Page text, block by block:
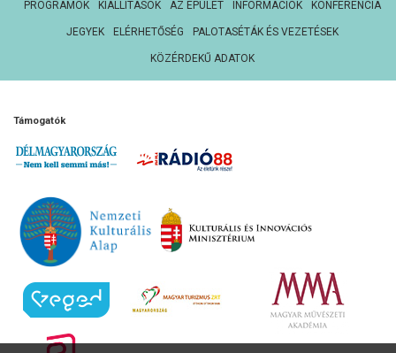
PROGRAMOK KIÁLLÍTÁSOK AZ ÉPÜLET INFORMÁCIÓK KONFERENCIA
JEGYEK ELÉRHETŐSÉG PALOTASÉTÁK ÉS VEZETÉSEK
KÖZÉRDEKŰ ADATOK
Támogatók